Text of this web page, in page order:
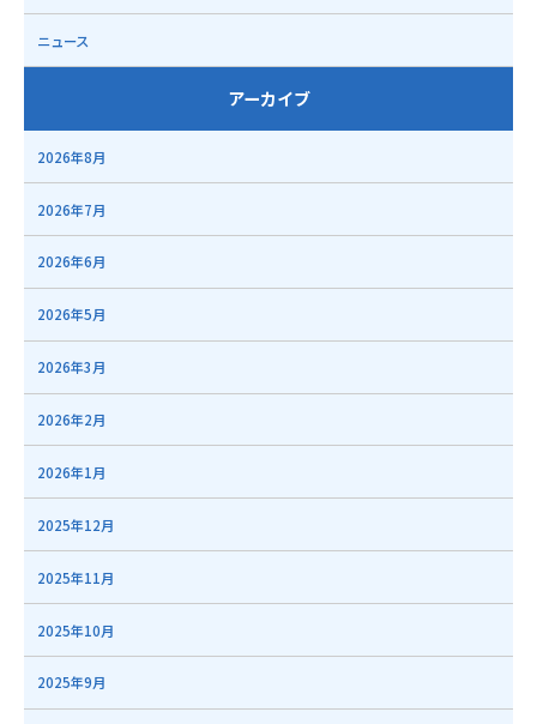
ニュース
アーカイブ
2026年8月
2026年7月
2026年6月
2026年5月
2026年3月
2026年2月
2026年1月
2025年12月
2025年11月
2025年10月
2025年9月